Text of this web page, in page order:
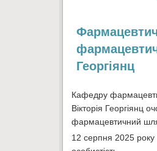
Георгіянц
Кафедру
Вікторія Георгіянц
фармацевтичний
12 серпня 2025 року